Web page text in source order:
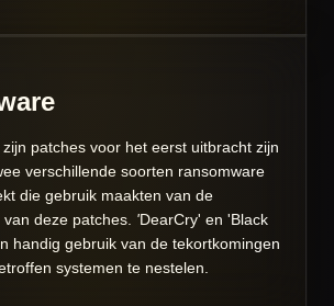
patches voor het eerst uitbracht zijn
verschillende soorten ransomware
die gebruik maakten van de
deze patches. 'DearCry' en 'Black
handig gebruik van de tekortkomingen
systemen te nestelen.